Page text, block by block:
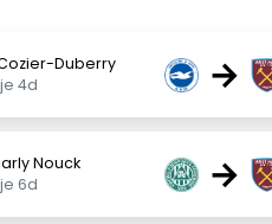
Duberry
4d
→
Nouck
6d
→